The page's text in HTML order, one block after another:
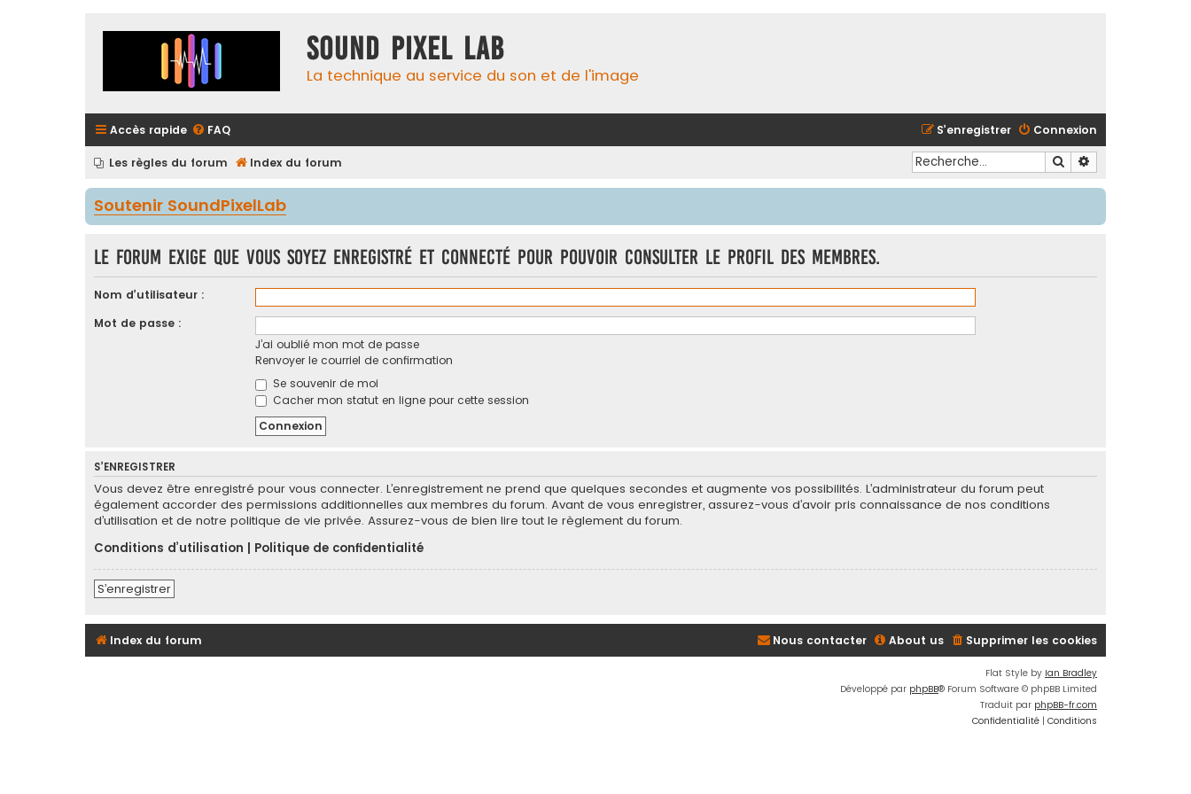
Sound Pixel Lab
La technique au service du son et de l'image
Accès rapide FAQ Connexion
S’enregistrer
Les règles du forum Index du forum Rechercher
Soutenir SoundPixelLab
Le forum exige que vous soyez enregistré et connecté pour pouvoir consulter le profil des membres.
Nom d’utilisateur :
Mot de passe :
J’ai oublié mon mot de passe
Renvoyer le courriel de confirmation
Se souvenir de moi
Cacher mon statut en ligne pour cette session
S’ENREGISTRER
Vous devez être enregistré pour vous connecter. L’enregistrement ne prend que quelques secondes et augmente vos possibilités. L’administrateur du forum peut
également accorder des permissions additionnelles aux membres du forum. Avant de vous enregistrer, assurez-vous d’avoir pris connaissance de nos conditions
d’utilisation et de notre politique de vie privée. Assurez-vous de bien lire tout le règlement du forum.
Conditions d’utilisation
Politique de confidentialité
S’enregistrer
Index du forum Supprimer les cookies
About us
Nous contacter
Flat Style by Ian Bradley
Développé par phpBB® Forum Software © phpBB Limited
Traduit par phpBB-fr.com
Confidentialité | Conditions